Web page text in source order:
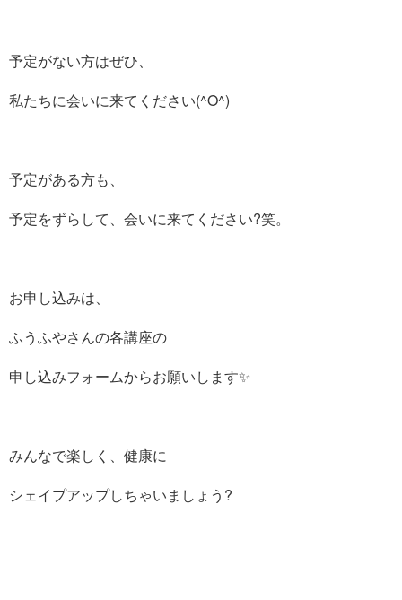
予定がない方はぜひ、
私たちに会いに来てください(^O^)
予定がある方も、
予定をずらして、会いに来てください?笑。
お申し込みは、
ふうふやさんの各講座の
申し込みフォームからお願いします✨
みんなで楽しく、健康に
シェイプアップしちゃいましょう?